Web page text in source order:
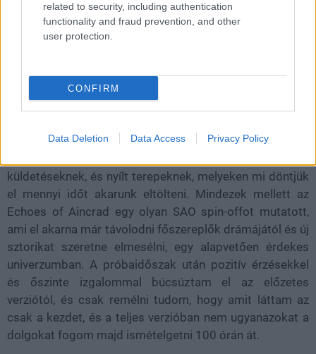
related to security, including authentication
functionality and fraud prevention, and other
user protection.
CONFIRM
Data Deletion Data Access Privacy Policy
remek szerepjáték lehetősége. Van itt egy egészséges
küldetéseknek, és nyílt terepeknek, melyeken mi döntjük
el mennyi időt akarunk eltölteni. Mindezek mellett az
Echoes of Aincrad egy olyan SAO spin-offot mutatott,
ami el akarna már távolodni főszereplők drámájától és új
sztorikat szeretne elmesélni, egy alapvetően érdekes
univerzumban. A próbaidőszak után pozitív érzésekkel
és őszinte izgalommal búcsúztam el az előzetes
verziótól, és csak remélni tudom, hogy amit láttam az
csak a kezdet, és a teljes verzióban nem ugyanazokat a
dolgokat fogom majd ismételgetni 100 órán át.